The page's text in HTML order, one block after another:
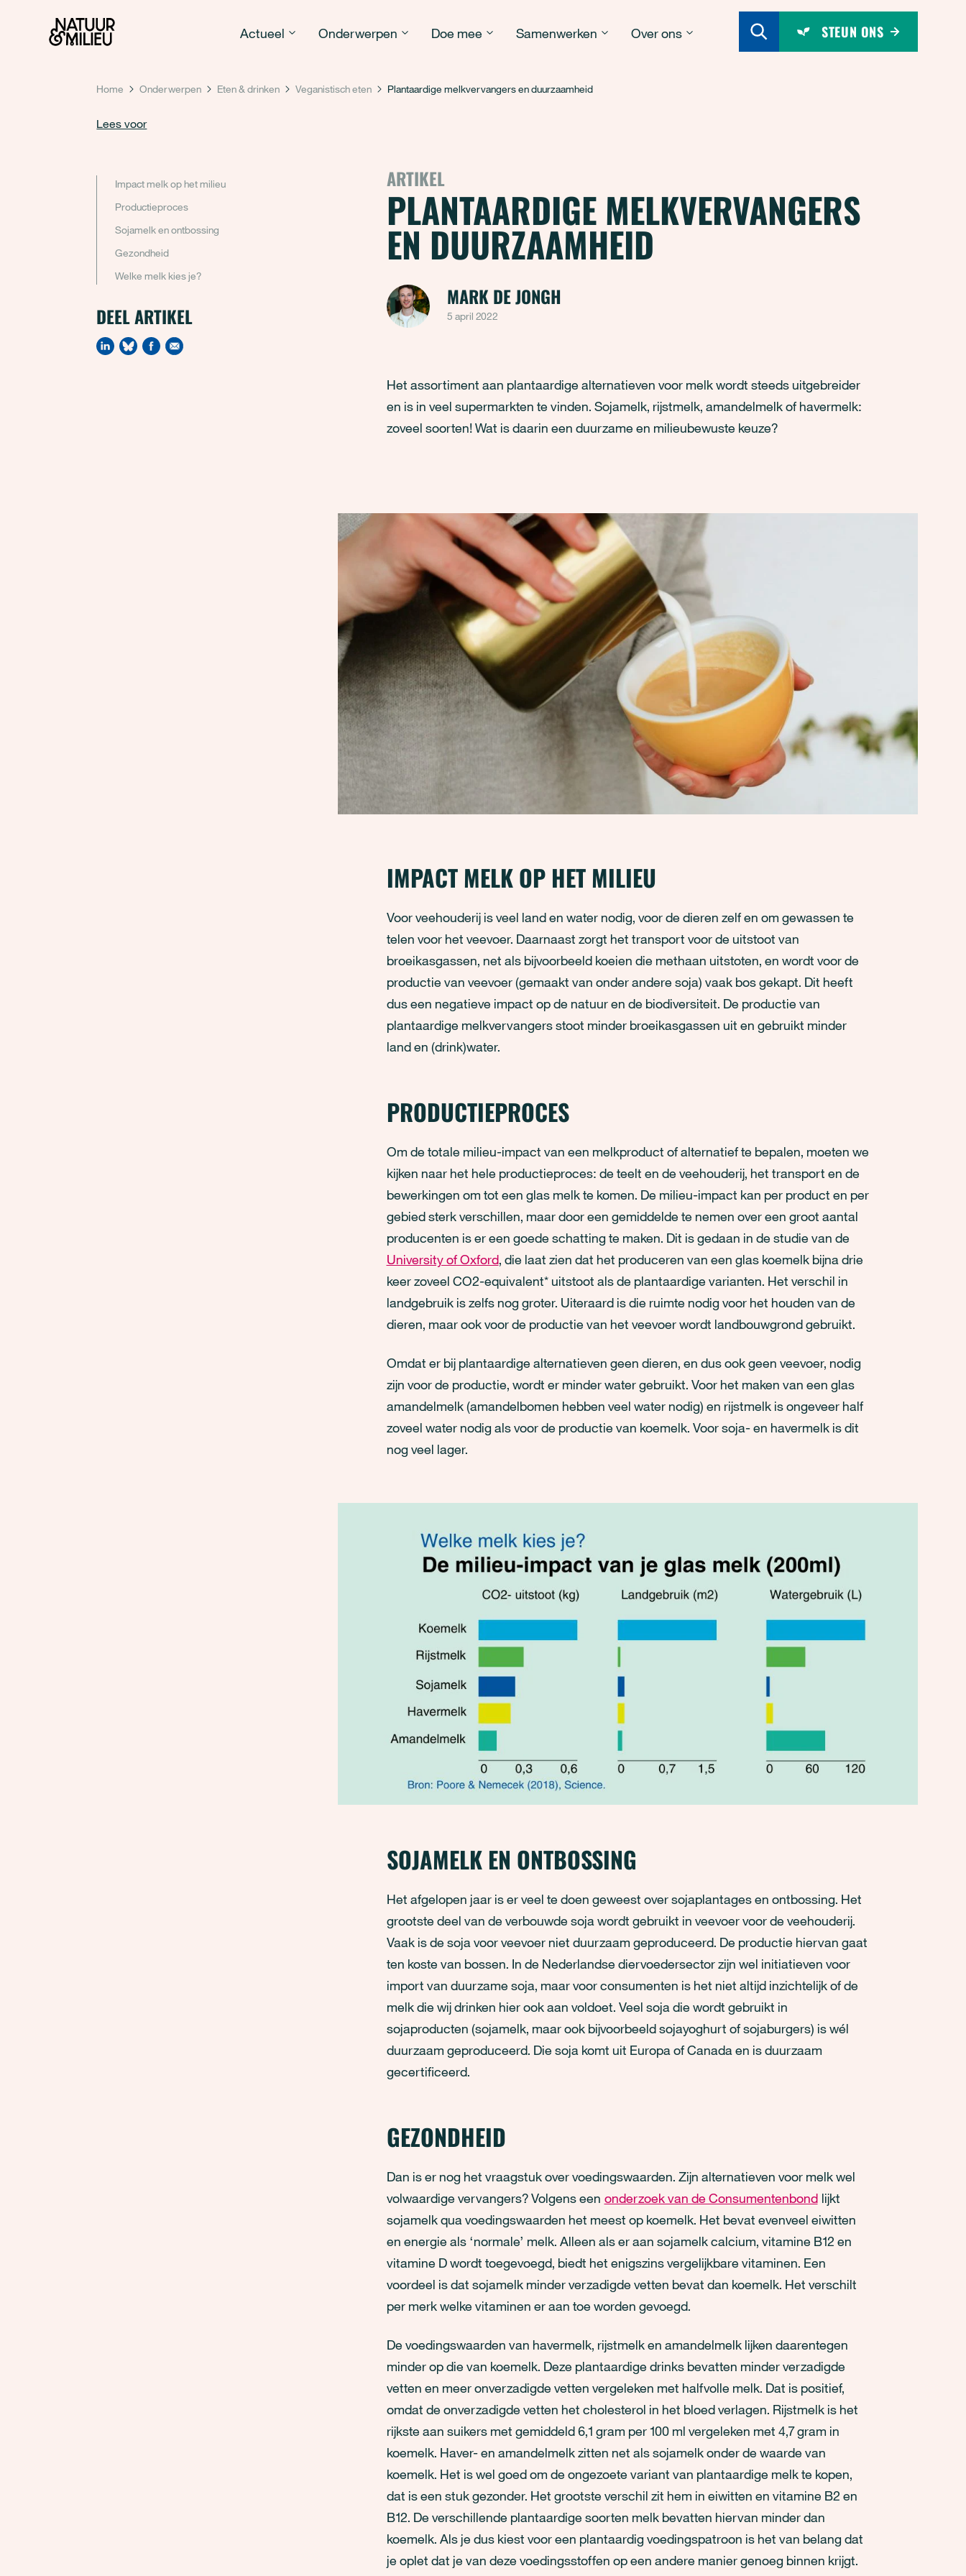
Natuur & Milieu homepage
Actueel Onderwerpen Doe mee Samenwerken Over ons STEUN ONS
Home Onderwerpen Eten & drinken Veganistisch eten Plantaardige melkvervangers en duurzaamheid
Lees voor
Impact melk op het milieu
Productieproces
Sojamelk en ontbossing
Gezondheid
Welke melk kies je?
DEEL ARTIKEL
ARTIKEL
PLANTAARDIGE MELKVERVANGERS
EN DUURZAAMHEID
MARK DE JONGH
5 april 2022
Het assortiment aan plantaardige alternatieven voor melk wordt steeds uitgebreider
en is in veel supermarkten te vinden. Sojamelk, rijstmelk, amandelmelk of havermelk:
zoveel soorten! Wat is daarin een duurzame en milieubewuste keuze?
IMPACT MELK OP HET MILIEU
Voor veehouderij is veel land en water nodig, voor de dieren zelf en om gewassen te
telen voor het veevoer. Daarnaast zorgt het transport voor de uitstoot van
broeikasgassen, net als bijvoorbeeld koeien die methaan uitstoten, en wordt voor de
productie van veevoer (gemaakt van onder andere soja) vaak bos gekapt. Dit heeft
dus een negatieve impact op de natuur en de biodiversiteit. De productie van
plantaardige melkvervangers stoot minder broeikasgassen uit en gebruikt minder
land en (drink)water.
PRODUCTIEPROCES
Om de totale milieu-impact van een melkproduct of alternatief te bepalen, moeten we
kijken naar het hele productieproces: de teelt en de veehouderij, het transport en de
bewerkingen om tot een glas melk te komen. De milieu-impact kan per product en per
gebied sterk verschillen, maar door een gemiddelde te nemen over een groot aantal
producenten is er een goede schatting te maken. Dit is gedaan in de studie van de
University of Oxford, die laat zien dat het produceren van een glas koemelk bijna drie
keer zoveel CO2-equivalent* uitstoot als de plantaardige varianten. Het verschil in
landgebruik is zelfs nog groter. Uiteraard is die ruimte nodig voor het houden van de
dieren, maar ook voor de productie van het veevoer wordt landbouwgrond gebruikt.
Omdat er bij plantaardige alternatieven geen dieren, en dus ook geen veevoer, nodig
zijn voor de productie, wordt er minder water gebruikt. Voor het maken van een glas
amandelmelk (amandelbomen hebben veel water nodig) en rijstmelk is ongeveer half
zoveel water nodig als voor de productie van koemelk. Voor soja- en havermelk is dit
nog veel lager.
SOJAMELK EN ONTBOSSING
Het afgelopen jaar is er veel te doen geweest over sojaplantages en ontbossing. Het
grootste deel van de verbouwde soja wordt gebruikt in veevoer voor de veehouderij.
Vaak is de soja voor veevoer niet duurzaam geproduceerd. De productie hiervan gaat
ten koste van bossen. In de Nederlandse diervoedersector zijn wel initiatieven voor
import van duurzame soja, maar voor consumenten is het niet altijd inzichtelijk of de
melk die wij drinken hier ook aan voldoet. Veel soja die wordt gebruikt in
sojaproducten (sojamelk, maar ook bijvoorbeeld sojayoghurt of sojaburgers) is wél
duurzaam geproduceerd. Die soja komt uit Europa of Canada en is duurzaam
gecertificeerd.⠀ ⠀
GEZONDHEID
Dan is er nog het vraagstuk over voedingswaarden. Zijn alternatieven voor melk wel
volwaardige vervangers? Volgens een onderzoek van de Consumentenbondlijkt
sojamelk qua voedingswaarden het meest op koemelk. Het bevat evenveel eiwitten
en energie als ‘normale’ melk. Alleen als er aan sojamelk calcium, vitamine B12 en
vitamine D wordt toegevoegd, biedt het enigszins vergelijkbare vitaminen. Een
voordeel is dat sojamelk minder verzadigde vetten bevat dan koemelk. Het verschilt
per merk welke vitaminen er aan toe worden gevoegd.
De voedingswaarden van havermelk, rijstmelk en amandelmelk lijken daarentegen
minder op die van koemelk. Deze plantaardige drinks bevatten minder verzadigde
vetten en meer onverzadigde vetten vergeleken met halfvolle melk. Dat is positief,
omdat de onverzadigde vetten het cholesterol in het bloed verlagen. Rijstmelk is het
rijkste aan suikers met gemiddeld 6,1 gram per 100 ml vergeleken met 4,7 gram in
koemelk. Haver- en amandelmelk zitten net als sojamelk onder de waarde van
koemelk. Het is wel goed om de ongezoete variant van plantaardige melk te kopen,
dat is een stuk gezonder. Het grootste verschil zit hem in eiwitten en vitamine B2 en
B12. De verschillende plantaardige soorten melk bevatten hiervan minder dan
koemelk. Als je dus kiest voor een plantaardig voedingspatroon is het van belang dat
je oplet dat je van deze voedingsstoffen op een andere manier genoeg binnen krijgt.